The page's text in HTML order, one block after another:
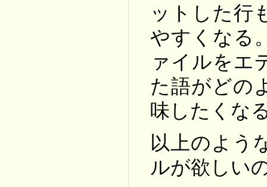
ットした行
やすくなる
ァイルをエ
た語がどの
味したくな
以上のよう
ルが欲しい